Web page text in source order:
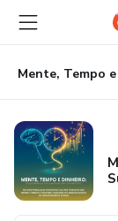
para
conteúdo
principal
para
pagamento
para
rodapé